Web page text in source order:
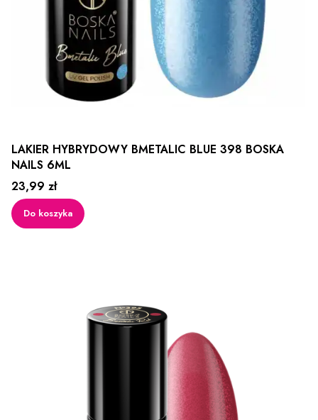
LAKIER HYBRYDOWY BMETALIC BLUE 398 BOSKA
NAILS 6ML
Cena
23,99 zł
Do koszyka